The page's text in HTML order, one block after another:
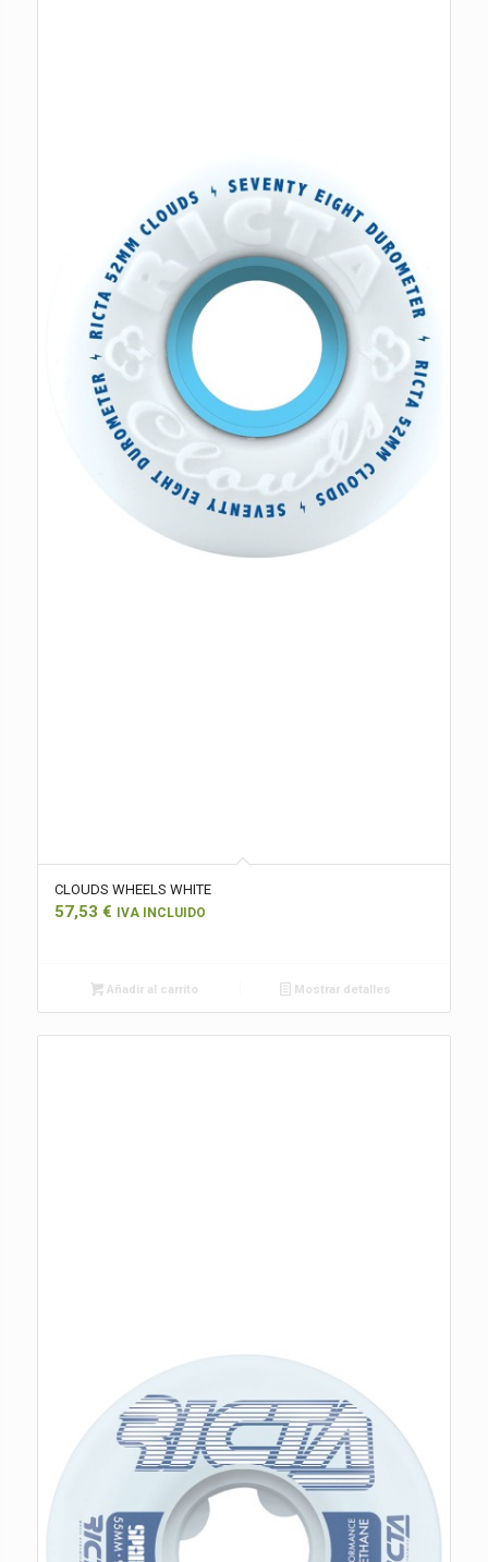
CLOUDS WHEELS WHITE
57,53 € IVA INCLUIDO
Añadir al carrito Mostrar detalles